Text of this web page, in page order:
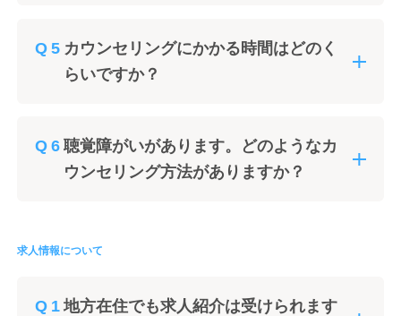
カウンセリングにかかる時間はどのく
らいですか？
聴覚障がいがあります。どのようなカ
ウンセリング方法がありますか？
求人情報について
地方在住でも求人紹介は受けられます